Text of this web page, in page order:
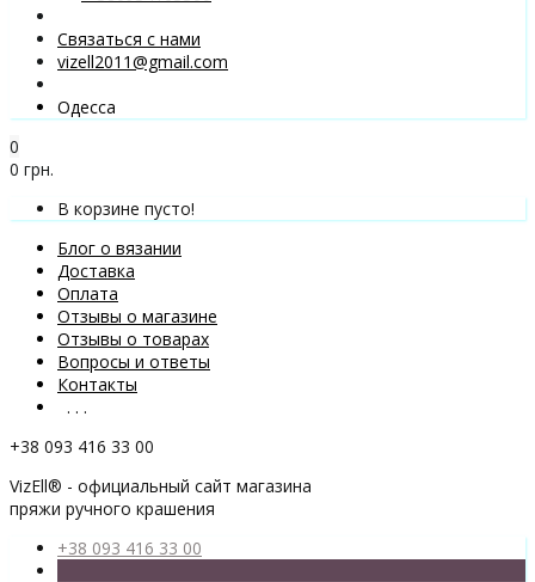
Связаться с нами
vizell2011@gmail.com
Одесса
0
0 грн.
В корзине пусто!
Блог о вязании
Доставка
Оплата
Отзывы о магазине
Отзывы о товарах
Вопросы и ответы
Контакты
. . .
+38 093 416 33 00
VizEll® - официальный сайт магазина
пряжи ручного крашения
+38 093 416 33 00